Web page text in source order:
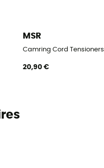
MSR
Camring Cord Tensioners
20,90 €